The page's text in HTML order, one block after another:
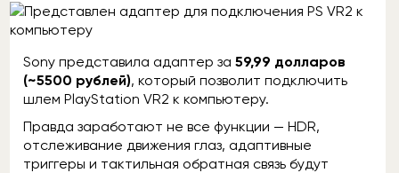
Sony представила адаптер за 59,99 долларов
(~5500 рублей), который позволит подключить
шлем PlayStation VR2 к компьютеру.
Правда заработают не все функции — HDR,
отслеживание движения глаз, адаптивные
триггеры и тактильная обратная связь будут